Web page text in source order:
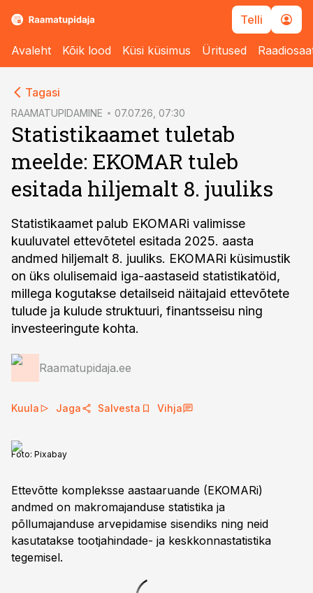
Telli
Avaleht Kõik lood Küsi küsimus Üritused
Tagasi
RAAMATUPIDAMINE 07.07.26, 07:30
Statistikaamet tuletab
meelde: EKOMAR tuleb
esitada hiljemalt 8. juuliks
Statistikaamet palub EKOMARi valimisse
kuuluvatel ettevõtetel esitada 2025. aasta
andmed hiljemalt 8. juuliks. EKOMARi küsimustik
on üks olulisemaid iga-aastaseid statistikatöid,
millega kogutakse detailseid näitajaid ettevõtete
tulude ja kulude struktuuri, finantsseisu ning
investeeringute kohta.
Raamatupidaja.ee
Kuula Jaga Salvesta Vihja
Foto: Pixabay
Ettevõtte kompleksse aastaaruande (EKOMARi)
andmed on makromajanduse statistika ja
põllumajanduse arvepidamise sisendiks ning neid
kasutatakse tootjahindade- ja keskkonnastatistika
tegemisel.